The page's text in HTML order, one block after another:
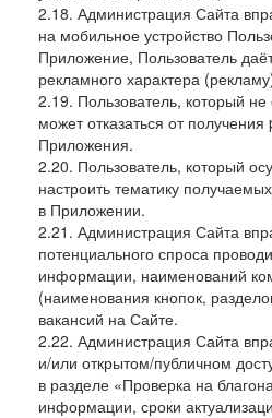
2.18. Администрация Сайта
на мобильное устройство
Приложение, Пользователь
рекламного характера
2.19. Пользователь, который
может отказаться от
Приложения.
2.20. Пользователь, который
настроить тематику
в Приложении.
2.21. Администрация Сайта
потенциального спроса
информации, наименований
(наименования кнопок,
вакансий на Сайте.
2.22. Администрация Сайта
и/или открытом/публичном
в разделе «Проверка на
информации, сроки